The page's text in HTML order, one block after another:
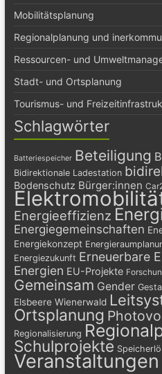
Mobilitätsplanung
Regionalplanung und
Ressourcen- und
Stadt- und Ortsplanung
Tourismus- und
Schlagwörter
Batteriespeicher Beteiligung
Bidirektionale Ladestation
Bodenschutz Bürger:innen
Energieeffizienz
Energiegemeinschaften
Energiekonzept
Energiezukunft Erneuerbare
Energien EU-Projekte
Gemeinsam Gender
Elsbeere Wienerwald
Ortsplanung
Regionalisierung
Schulprojekte
Veranstaltungen